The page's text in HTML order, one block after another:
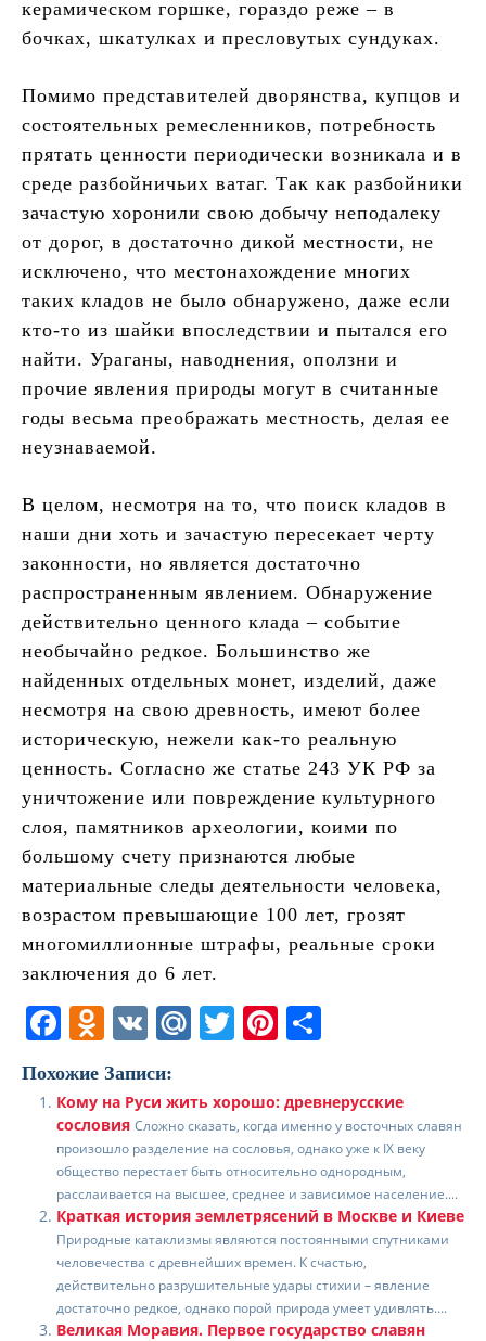
керамическом горшке, гораздо реже – в
бочках, шкатулках и пресловутых сундуках.
Помимо представителей дворянства, купцов и
состоятельных ремесленников, потребность
прятать ценности периодически возникала и в
среде разбойничьих ватаг. Так как разбойники
зачастую хоронили свою добычу неподалеку
от дорог, в достаточно дикой местности, не
исключено, что местонахождение многих
таких кладов не было обнаружено, даже если
кто-то из шайки впоследствии и пытался его
найти. Ураганы, наводнения, оползни и
прочие явления природы могут в считанные
годы весьма преображать местность, делая ее
неузнаваемой.
В целом, несмотря на то, что поиск кладов в
наши дни хоть и зачастую пересекает черту
законности, но является достаточно
распространенным явлением. Обнаружение
действительно ценного клада – событие
необычайно редкое. Большинство же
найденных отдельных монет, изделий, даже
несмотря на свою древность, имеют более
историческую, нежели как-то реальную
ценность. Согласно же статье 243 УК РФ за
уничтожение или повреждение культурного
слоя, памятников археологии, коими по
большому счету признаются любые
материальные следы деятельности человека,
возрастом превышающие 100 лет, грозят
многомиллионные штрафы, реальные сроки
заключения до 6 лет.
F
c
e
b
o
o
k
O
d
n
o
kl
a
ss
ni
ki
V M
l.
R
u
T
itt
er
Pi
er
e
st
п
р
а
в
и
т
ь
Похожие Записи:
Кому на Руси жить хорошо: древнерусские
сословия Сложно сказать, когда именно у восточных славян
произошло разделение на сословья, однако уже к IX веку
общество перестает быть относительно однородным,
расслаивается на высшее, среднее и зависимое население....
Краткая история землетрясений в Москве и Киеве
Природные катаклизмы являются постоянными спутниками
человечества с древнейших времен. К счастью,
действительно разрушительные удары стихии – явление
достаточно редкое, однако порой природа умеет удивлять....
Великая Моравия. Первое государство славян